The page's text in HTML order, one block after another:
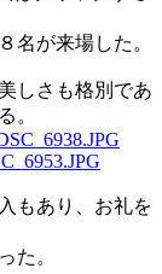
名が来場した。
しさも格別であ
。
もあり、お礼を
た。